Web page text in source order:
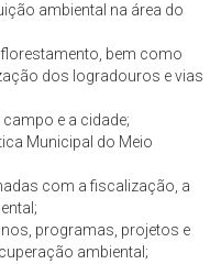
ambiental na área do
bem como
dos logradouros e vias
e a cidade;
Municipal do Meio
com a fiscalização, a
programas, projetos e
ambiental;